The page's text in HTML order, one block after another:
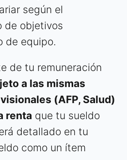
según el
de objetivos
de equipo.
de tu remuneración
a las mismas
(AFP, Salud)
renta que tu sueldo
detallado en tu
como un ítem